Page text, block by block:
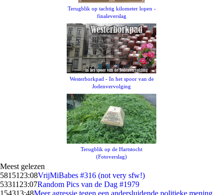
Terugblik op tachtig kilometer lopen -
finaleverslag
Westerborkpad - In het spoor van de
Jodenvervolging
Terugblik op de Hartstocht
(Fotoverslag)
Meest gelezen
58151 23:08VrijMiBabes #316 (not very sfw!)
53311 23:07Random Pics van de Dag #1979
154313:48Meer agressie tegen een andersluidende politieke mening,